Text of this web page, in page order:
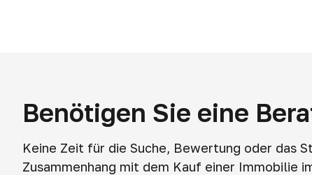
Benötigen Sie eine
Keine Zeit für die Suche, Bewertung oder das
Zusammenhang mit dem Kauf einer Immobilie